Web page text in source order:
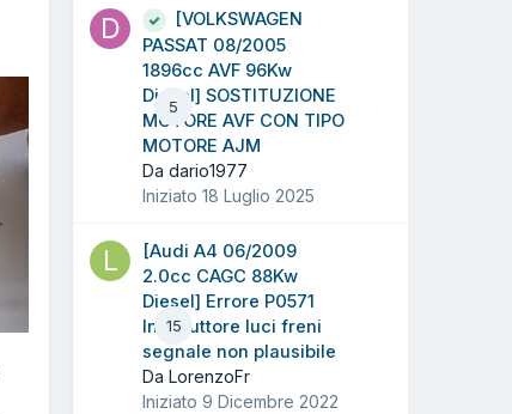
5
[VOLKSWAGEN
PASSAT 08/2005
1896cc AVF 96Kw
Diesel] SOSTITUZIONE
MOTORE AVF CON TIPO
MOTORE AJM
Da dario1977
Iniziato 18 Luglio 2025
15
[Audi A4 06/2009
2.0cc CAGC 88Kw
Diesel] Errore P0571
Interruttore luci freni
segnale non plausibile
Da LorenzoFr
Iniziato 9 Dicembre 2022